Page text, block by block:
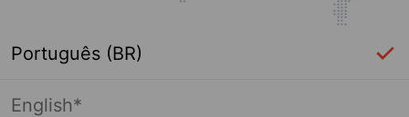
Português (BR)
English*